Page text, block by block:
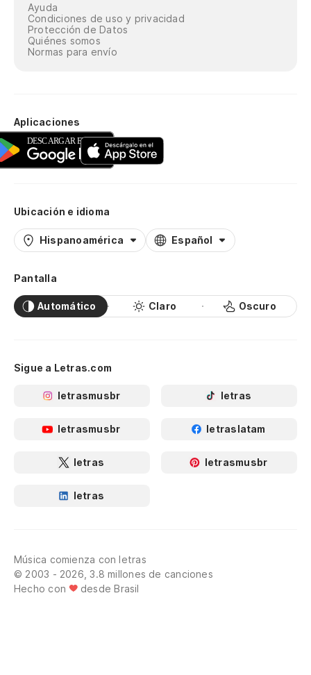
Ayuda
Condiciones de uso y privacidad
Protección de Datos
Quiénes somos
Normas para envío
Aplicaciones
Ubicación e idioma
Hispanoamérica Español
Pantalla
Automático Claro Oscuro
Sigue a Letras.com
letrasmusbr letras
letrasmusbr letraslatam
letras letrasmusbr
letras
Música comienza con letras
© 2003 - 2026, 3.8 millones de canciones
Hecho con
desde Brasil